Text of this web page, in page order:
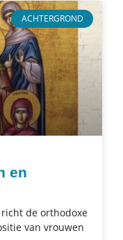
ACHTERGROND
en
richt de orthodoxe
van vrouwen